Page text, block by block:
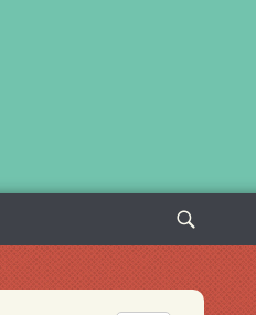
Sök
efter: